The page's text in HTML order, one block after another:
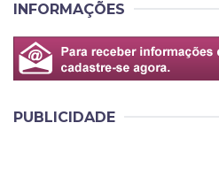
INFORMAÇÕES
PUBLICIDADE